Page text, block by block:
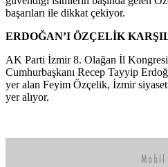
başarıları ile dikkat çekiyor.
ERDOĞAN’I ÖZÇELİK
AK Parti İzmir 8. Olağan İl
Cumhurbaşkanı Recep Tayyip
yer alan Feyim Özçelik, İzmir
yer alıyor.